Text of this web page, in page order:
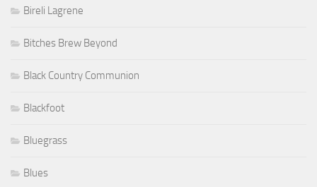
Bireli Lagrene
Bitches Brew Beyond
Black Country Communion
Blackfoot
Bluegrass
Blues